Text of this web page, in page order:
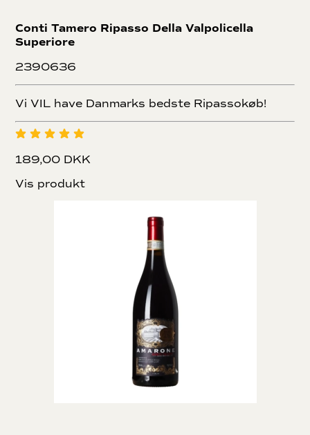
Conti Tamero Ripasso Della Valpolicella
Superiore
2390636
Vi VIL have Danmarks bedste Ripassokøb!
189,00 DKK
Vis produkt